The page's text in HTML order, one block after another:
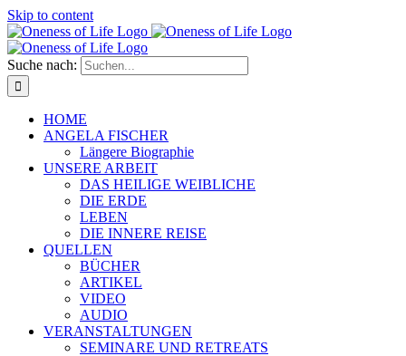
Skip to content
Suche nach:
HOME
ANGELA FISCHER
Längere Biographie
UNSERE ARBEIT
DAS HEILIGE WEIBLICHE
DIE ERDE
LEBEN
DIE INNERE REISE
QUELLEN
BÜCHER
ARTIKEL
VIDEO
AUDIO
VERANSTALTUNGEN
SEMINARE UND RETREATS